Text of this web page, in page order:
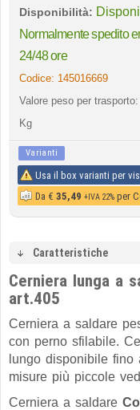
Disponibilità:
Normalmente spedito
24/48 ore
Codice: 145016669
Valore peso per
Kg
Varianti
Usa il box varianti per
Da € 35,49 +IVA 22% per
Caratteristiche
Cerniera lunga a
art.405
Cerniera a saldare
con perno sfilabile.
lungo disponibile
misure più piccole
Cerniera a saldare